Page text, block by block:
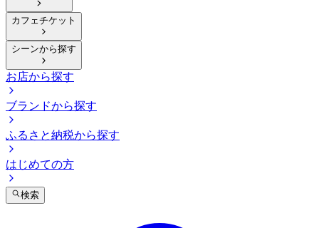
カフェチケット
シーンから探す
お店から探す
ブランドから探す
ふるさと納税から探す
はじめての方
検索